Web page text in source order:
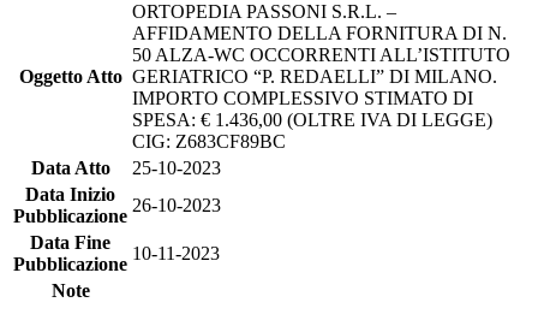
Oggetto Atto
ORTOPEDIA PASSONI S.R.L. –
AFFIDAMENTO DELLA FORNITURA DI N.
50 ALZA-WC OCCORRENTI ALL’ISTITUTO
GERIATRICO “P. REDAELLI” DI MILANO.
IMPORTO COMPLESSIVO STIMATO DI
SPESA: € 1.436,00 (OLTRE IVA DI LEGGE)
CIG: Z683CF89BC
Data Atto
25-10-2023
Data Inizio
Pubblicazione
26-10-2023
Data Fine
Pubblicazione
10-11-2023
Note